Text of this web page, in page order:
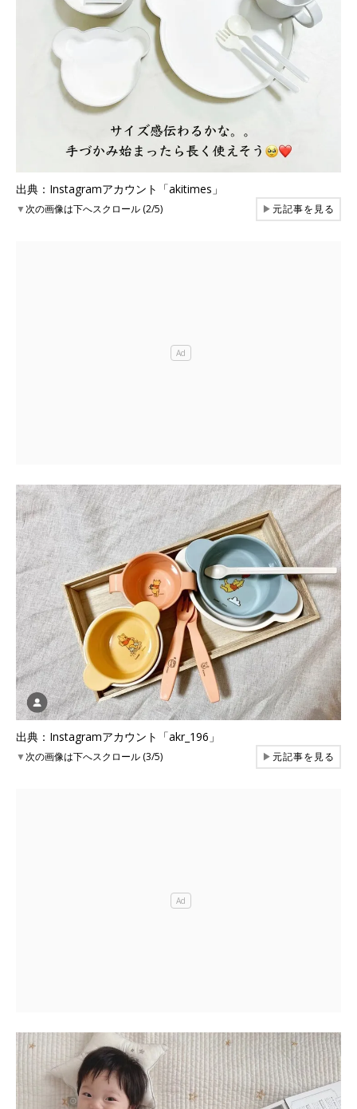
出典：Instagramアカウント「akitimes」
▼次の画像は下へスクロール (2/5) ▶元記事を見る
出典：Instagramアカウント「akr_196」
▼次の画像は下へスクロール (3/5) ▶元記事を見る